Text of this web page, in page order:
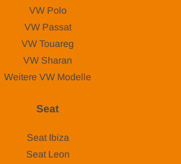
VW Polo
VW Passat
VW Touareg
VW Sharan
Weitere VW Modelle
Seat
Seat Ibiza
Seat Leon